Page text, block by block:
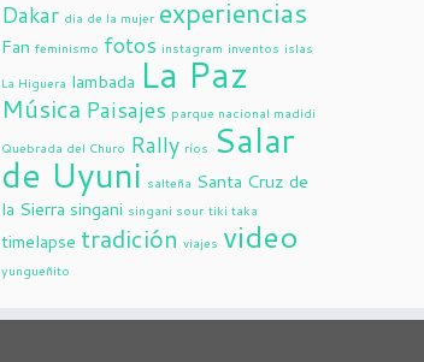
Dakar dia de la mujer experiencias
Fan feminismo fotos instagram inventos islas
La Higuera lambada La Paz
Música Paisajes parque nacional madidi
Quebrada del Churo Rally ríos Salar
de Uyuni salteña Santa Cruz de
la Sierra singani singani sour tiki taka
timelapse tradición viajes video
yungueñito